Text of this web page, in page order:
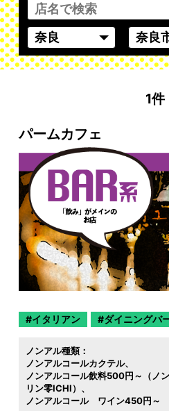
1件
パームカフェ
イタリアン ダイニングバ
ノンアル種類：
ノンアルコールカクテル
ノンアルコール飲料500円～（ノ
リン零ICHI）
ノンアルコール ワイン450円～